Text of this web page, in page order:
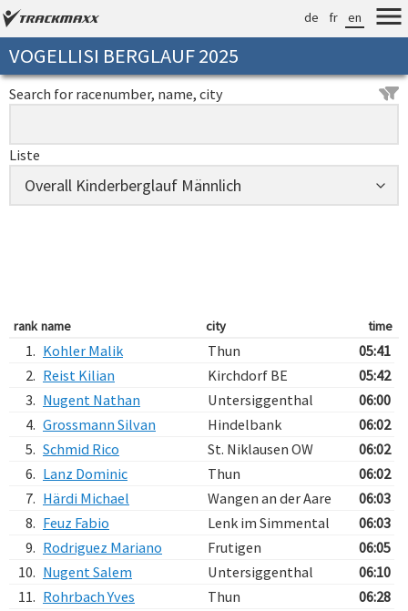
de fr en
VOGELLISI BERGLAUF 2025
Search for racenumber, name, city
Liste
rank name city time
1. Kohler Malik Thun
05:41
2. Reist Kilian Kirchdorf BE
05:42
3. Nugent Nathan Untersiggenthal
06:00
4. Grossmann Silvan Hindelbank
06:02
5. Schmid Rico St. Niklausen OW
06:02
6. Lanz Dominic Thun
06:02
7. Härdi Michael Wangen an der Aare
06:03
8. Feuz Fabio Lenk im Simmental
06:03
9. Rodriguez Mariano Frutigen
06:05
10. Nugent Salem Untersiggenthal
06:10
11. Rohrbach Yves Thun
06:28